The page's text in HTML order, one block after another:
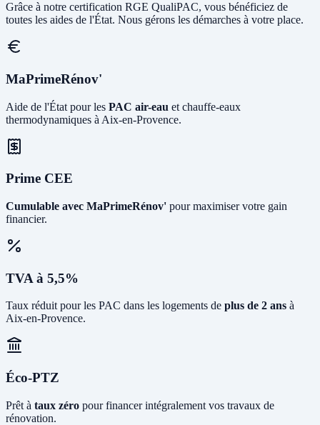
Grâce à notre certification RGE QualiPAC, vous bénéficiez de
toutes les aides de l'État. Nous gérons les démarches à votre place.
MaPrimeRénov'
Aide de l'État pour les PAC air-eau et chauffe-eaux
thermodynamiques à Aix-en-Provence.
Prime CEE
Cumulable avec MaPrimeRénov' pour maximiser votre gain
financier.
TVA à 5,5%
Taux réduit pour les PAC dans les logements de plus de 2 ans à
Aix-en-Provence.
Éco-PTZ
Prêt à taux zéro pour financer intégralement vos travaux de
rénovation.